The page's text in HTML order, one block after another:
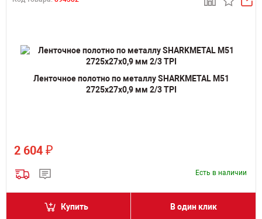
Ленточное полотно по металлу SHARKMETAL M51
2725х27х0,9 мм 2/3 TPI
2 604 ₽
Есть в наличии
Купить В один клик